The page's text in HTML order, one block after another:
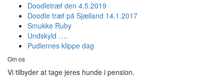
Doodletræf den 4.5.2019
Doodle træf på Sjælland 14.1.2017
Smukke Ruby
Undskyld ….
Pudlernes klippe dag
Om os
Vi tilbyder at tage jeres hunde i pension.